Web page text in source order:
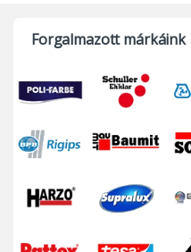
Forgalmazott márkáink